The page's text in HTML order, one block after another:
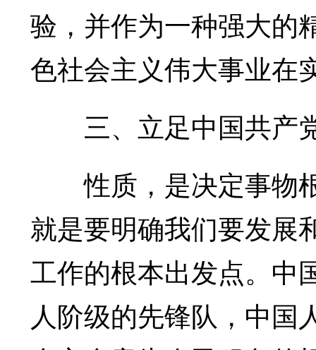
验，并作为一种强大的
色社会主义伟大事业在
三、立足中国共产
性质，是决定事物
就是要明确我们要发展
工作的根本出发点。中
人阶级的先锋队，中国